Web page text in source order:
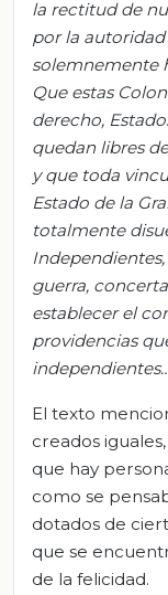
la rectitud de
por la autoridad
solemnemente
Que estas
derecho,
quedan libres
y que toda
Estado de la
totalmente
guerra,
establecer el
providencias
El texto
creados
que hay
como se
dotados de
que se
de la felicidad.